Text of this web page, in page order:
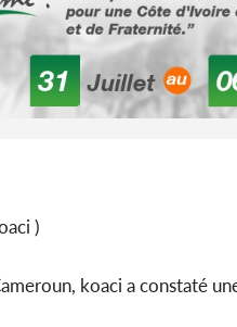
)
koaci a constaté